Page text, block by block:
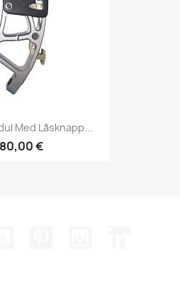
Med Låsknapp...
80,00 €